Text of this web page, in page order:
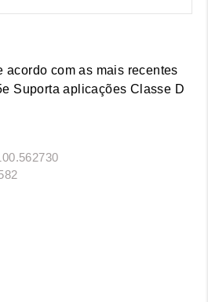
acordo com as mais recentes
Suporta aplicações Classe D